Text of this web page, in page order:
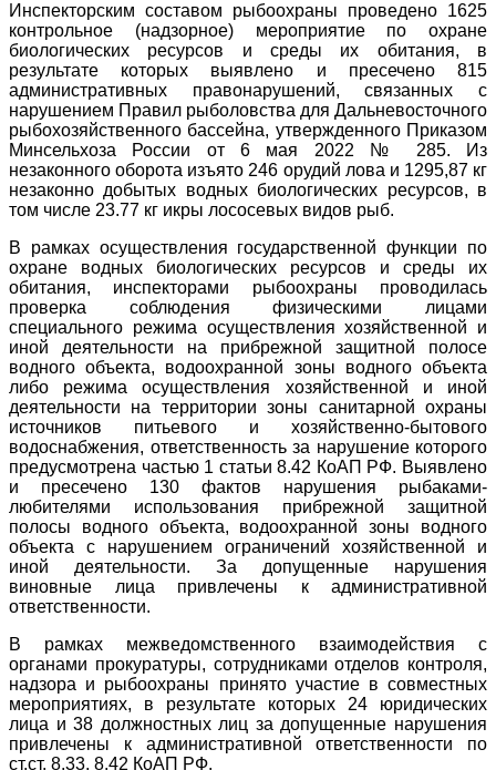
Инспекторским составом рыбоохраны проведено 1625
контрольное (надзорное) мероприятие по охране
биологических ресурсов и среды их обитания, в
результате которых выявлено и пресечено 815
административных правонарушений, связанных с
нарушением Правил рыболовства для Дальневосточного
рыбохозяйственного бассейна, утвержденного Приказом
Минсельхоза России от 6 мая 2022 № 285. Из
незаконного оборота изъято 246 орудий лова и 1295,87 кг
незаконно добытых водных биологических ресурсов, в
том числе 23.77 кг икры лососевых видов рыб.
В рамках осуществления государственной функции по
охране водных биологических ресурсов и среды их
обитания, инспекторами рыбоохраны проводилась
проверка соблюдения физическими лицами
специального режима осуществления хозяйственной и
иной деятельности на прибрежной защитной полосе
водного объекта, водоохранной зоны водного объекта
либо режима осуществления хозяйственной и иной
деятельности на территории зоны санитарной охраны
источников питьевого и хозяйственно-бытового
водоснабжения, ответственность за нарушение которого
предусмотрена частью 1 статьи 8.42 КоАП РФ. Выявлено
и пресечено 130 фактов нарушения рыбаками-
любителями использования прибрежной защитной
полосы водного объекта, водоохранной зоны водного
объекта с нарушением ограничений хозяйственной и
иной деятельности. За допущенные нарушения
виновные лица привлечены к административной
ответственности.
В рамках межведомственного взаимодействия с
органами прокуратуры, сотрудниками отделов контроля,
надзора и рыбоохраны принято участие в совместных
мероприятиях, в результате которых 24 юридических
лица и 38 должностных лиц за допущенные нарушения
привлечены к административной ответственности по
ст.ст. 8.33, 8.42 КоАП РФ.